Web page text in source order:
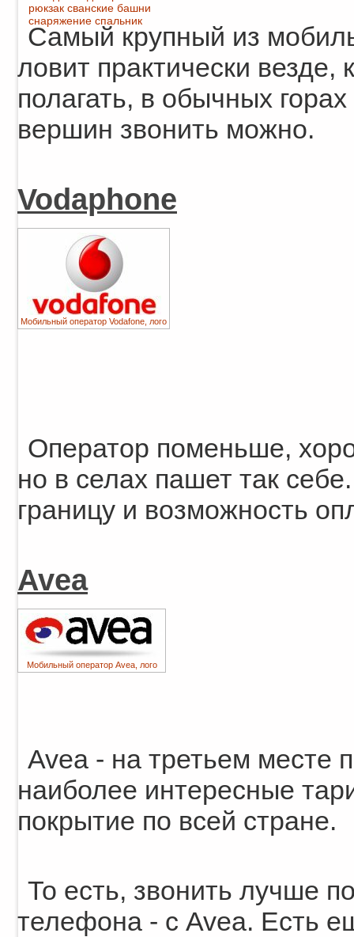
Самый крупный из
ловит практически везде,
полагать, в обычных
вершин звонить можно.
Vodaphone
Мобильный оператор Vodafone, лого
Оператор поменьше,
но в селах пашет так
границу и возможность
Avea
Мобильный оператор Avea, лого
Avea - на третьем месте
наиболее интересные
покрытие по всей стране.
То есть, звонить лучше
телефона - с Avea. Есть
рюкзак сванские башни
снаряжение спальник